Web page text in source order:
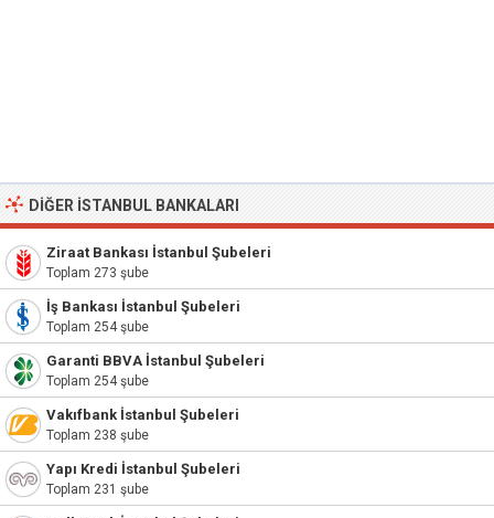
DIĞER İSTANBUL BANKALARI
Ziraat Bankası İstanbul Şubeleri
Toplam 273 şube
İş Bankası İstanbul Şubeleri
Toplam 254 şube
Garanti BBVA İstanbul Şubeleri
Toplam 254 şube
Vakıfbank İstanbul Şubeleri
Toplam 238 şube
Yapı Kredi İstanbul Şubeleri
Toplam 231 şube